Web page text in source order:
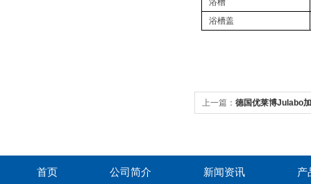
浴槽
浴槽盖
上一篇： 德国优莱博Julabo
首页 公司简介 新闻资讯 产